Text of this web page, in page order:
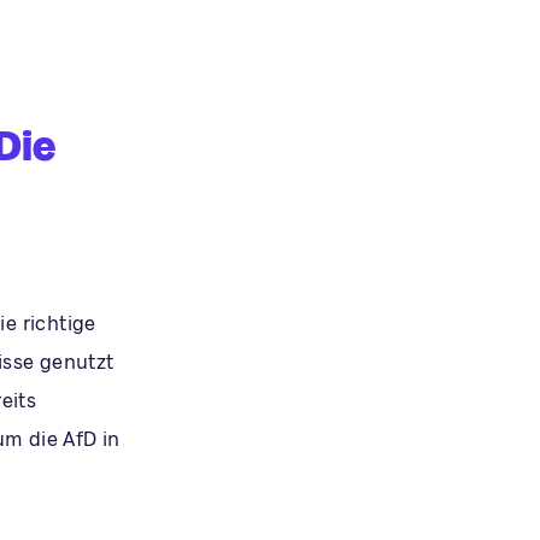
richtige
genutzt
die AfD in